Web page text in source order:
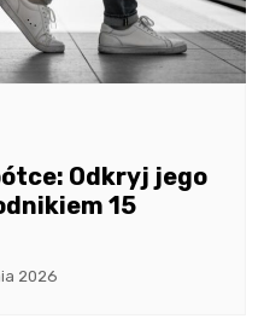
Odkryj jego
15
2026